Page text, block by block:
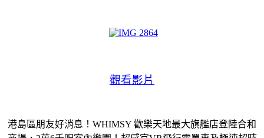
觀看影片
港島區朋友好消息！WHIMSY 歡樂天地最大旗艦店登陸合和